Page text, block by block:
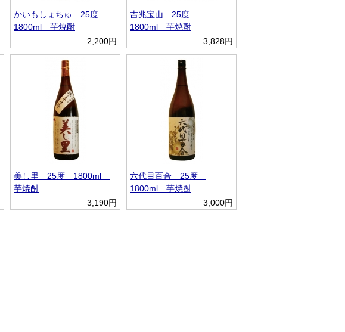
かいもしょちゅ 25度
1800ml 芋焼酎
2,200円
吉兆宝山 25度
1800ml 芋焼酎
3,828円
美し里 25度 1800ml
芋焼酎
3,190円
六代目百合 25度
1800ml 芋焼酎
3,000円